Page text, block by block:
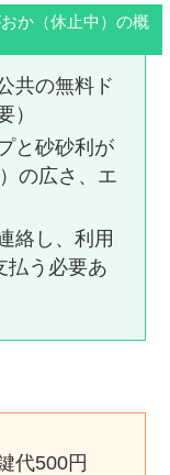
か（休止中）の概
共の無料ド
）
と砂砂利が
の広さ、エ
絡し、利用
払う必要あ
代500円